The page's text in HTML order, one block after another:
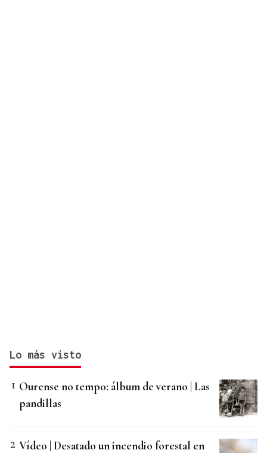
Lo más visto
Ourense no tempo: álbum de verano | Las
pandillas
Vídeo | Desatado un incendio forestal en